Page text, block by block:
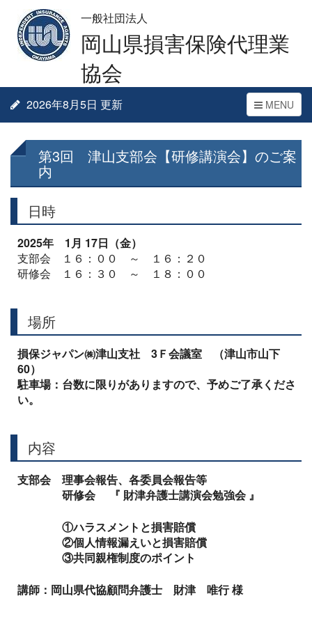
一般社団法人
岡山県損害保険代理業
協会
Toggle
navigation
MENU
2026年8月5日 更新
第3回 津山支部会【研修講演会】のご案
内
日時
2025年 1月 17日（金）
支部会 １６：００ ～ １６：２０
研修会 １６：３０ ～ １８：００
場所
損保ジャパン㈱津山支社 3Ｆ会議室
（津山市山下
60）
駐車場：台数に限りがありますので、予めご了承くださ
い。
内容
支部会 理事会報告、各委員会報告等
研修会
『 財津弁護士講演会勉強会 』
①ハラスメントと損害賠償
②個人情報漏えいと損害賠償
③共同親権制度のポイント
講師：岡山県代協顧問弁護士 財津 唯行 様